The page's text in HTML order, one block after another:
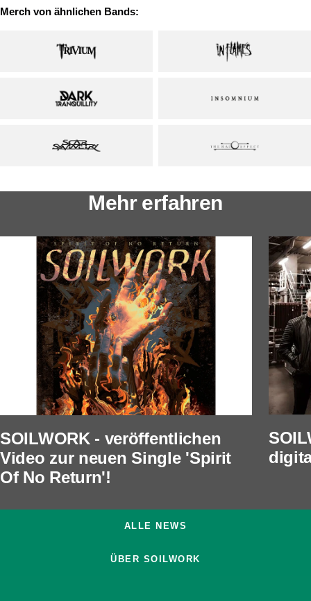
Merch von ähnlichen Bands:
Mehr erfahren
SOILWORK - veröffentlichen
Video zur neuen Single 'Spirit
Of No Return'!
ALLE NEWS
ÜBER SOILWORK